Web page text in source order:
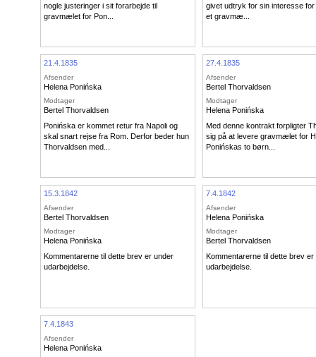
nogle justeringer i sit forarbejde til
gravmælet for Pon...
givet udtryk for sin interesse
et gravmæ...
21.4.1835
Afsender
Helena Ponińska
Modtager
Bertel Thorvaldsen
Ponińska er kommet retur fra Napoli og
skal snart rejse fra Rom. Derfor beder hun
Thorvaldsen med...
27.4.1835
Afsender
Bertel Thorvaldsen
Modtager
Helena Ponińska
Med denne kontrakt forpligter
sig på at levere gravmælet for
Ponińskas to børn...
15.3.1842
Afsender
Bertel Thorvaldsen
Modtager
Helena Ponińska
Kommentarerne til dette brev er under
udarbejdelse.
7.4.1842
Afsender
Helena Ponińska
Modtager
Bertel Thorvaldsen
Kommentarerne til dette brev er
udarbejdelse.
7.4.1843
Afsender
Helena Ponińska